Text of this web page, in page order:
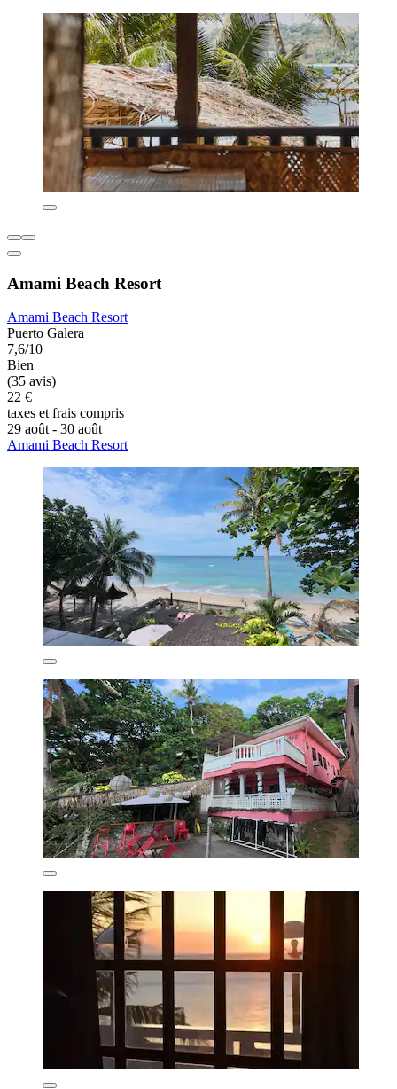
Amami Beach Resort
Amami Beach Resort
Puerto Galera
7,6/10
Bien
(35 avis)
22 €
taxes et frais compris
29 août - 30 août
Amami Beach Resort